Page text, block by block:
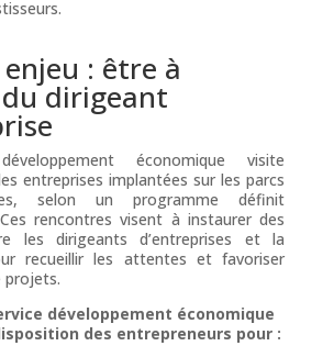
: être à
du dirigeant
économique visite
entreprises implantées sur les parcs
selon un programme définit
rencontres visent à instaurer des
les dirigeants d’entreprises et la
recueillir les attentes et favoriser
projets.
développement économique
des entrepreneurs pour :